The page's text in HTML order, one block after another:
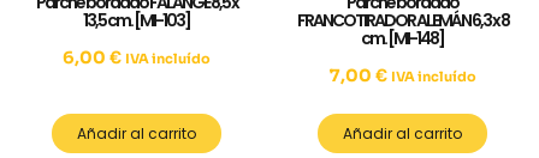
13,5 cm. [MI-103]
6,00 € IVA incluído
Añadir al carrito
FRANCOTIRADOR ALEMÁN 6,3 x 8
cm. [MI-148]
7,00 € IVA incluído
Añadir al carrito